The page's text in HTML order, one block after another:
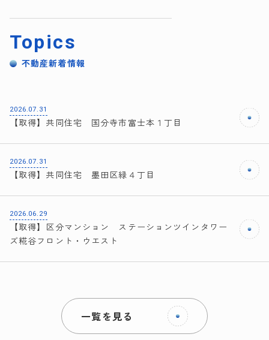
Topics
不動産新着情報
一覧を見る
2026.07.31
【取得】共同住宅 国分寺市富士本１丁目
2026.07.31
【取得】共同住宅 墨田区緑４丁目
2026.06.29
【取得】区分マンション ステーションツインタワー
ズ糀谷フロント・ウエスト